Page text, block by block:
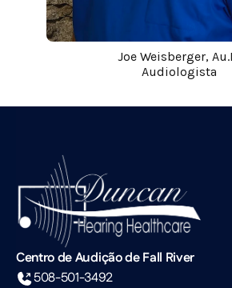
Joe Weisberger,
Audiologista
Centro de Audição de Fall River
508-501-3492